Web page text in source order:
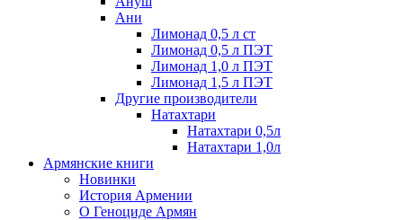
Ани
Лимонад 0,5 л ст
Лимонад 0,5 л ПЭТ
Лимонад 1,0 л ПЭТ
Лимонад 1,5 л ПЭТ
Другие производители
Натахтари
Натахтари 0,5л
Натахтари 1,0л
Армянские книги
Новинки
История Армении
О Геноциде Армян